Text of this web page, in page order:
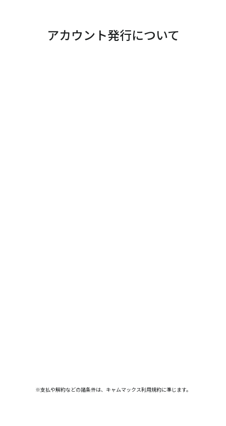
アカウント発行について
※支払や解約などの諸条件は、キャムマックス利用規約に準じます。